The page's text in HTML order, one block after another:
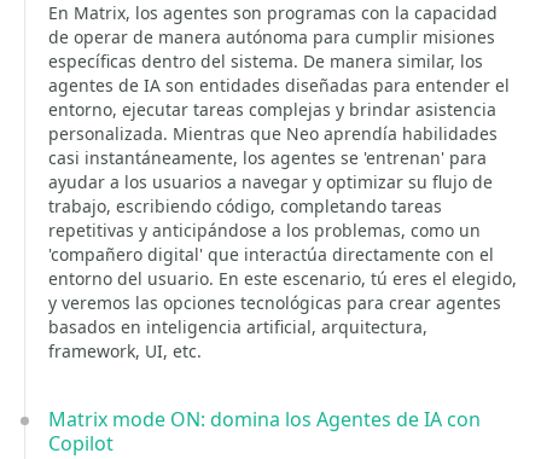
En Matrix, los agentes son programas con la capacidad
de operar de manera autónoma para cumplir misiones
específicas dentro del sistema. De manera similar, los
agentes de IA son entidades diseñadas para entender el
entorno, ejecutar tareas complejas y brindar asistencia
personalizada. Mientras que Neo aprendía habilidades
casi instantáneamente, los agentes se 'entrenan' para
ayudar a los usuarios a navegar y optimizar su flujo de
trabajo, escribiendo código, completando tareas
repetitivas y anticipándose a los problemas, como un
'compañero digital' que interactúa directamente con el
entorno del usuario. En este escenario, tú eres el elegido,
y veremos las opciones tecnológicas para crear agentes
basados en inteligencia artificial, arquitectura,
framework, UI, etc.
Matrix mode ON: domina los Agentes de IA con
Copilot